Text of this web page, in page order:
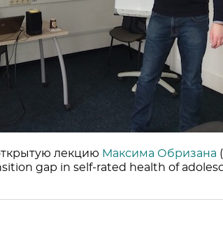
лекцию Максима Обризана
gap in self-rated health of